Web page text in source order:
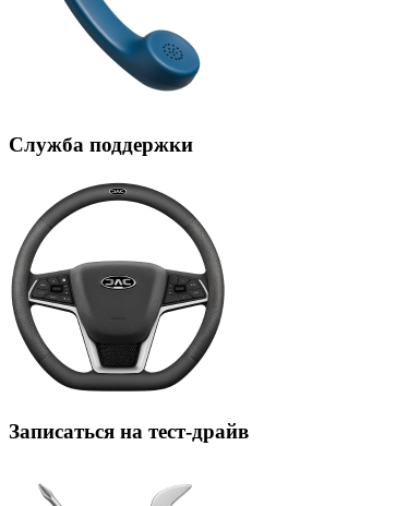
Служба поддержки
Записаться на тест-драйв